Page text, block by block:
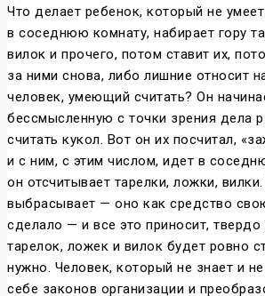
Что делает ребенок, который не
в соседнюю комнату, набирает гору
вилок и прочего, потом ставит их,
за ними снова, либо лишние относит
человек, умеющий считать? Он
бессмысленную с точки зрения дела
считать кукол. Вот он их посчитал,
и с ним, с этим числом, идет в
он отсчитывает тарелки, ложки,
выбрасывает — оно как средство
сделало — и все это приносит, твердо
тарелок, ложек и вилок будет ровно
нужно. Человек, который не знает и
себе законов организации и